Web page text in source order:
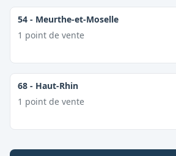
54 - Meurthe-et-Moselle
1 point de vente
68 - Haut-Rhin
1 point de vente